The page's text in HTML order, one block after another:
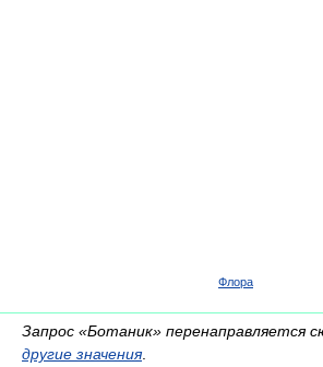
Флора
Запрос «Ботаник» перенаправляется
другие значения.